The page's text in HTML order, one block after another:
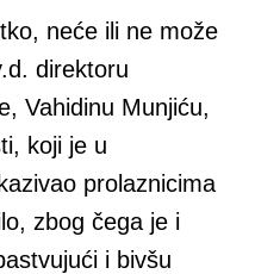
neće ili ne može
direktoru
Vahidinu Munjiću,
koji je u
prolaznicima
zbog čega je i
i bivšu